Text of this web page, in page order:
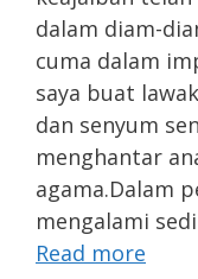
dalam diam-
cuma dalam
saya buat
dan senyum
menghantar
agama.Dalam
mengalami
Read more